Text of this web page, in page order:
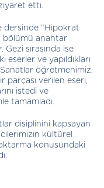
etti.
dersinde “Hipokrat
bölümü anahtar
sırasında ise
ve yapıldıkları
öğretmenimiz,
parçası verilen eseri,
istedi ve
tamamladı.
disiplinini kapsayan
kültürel
konusundaki